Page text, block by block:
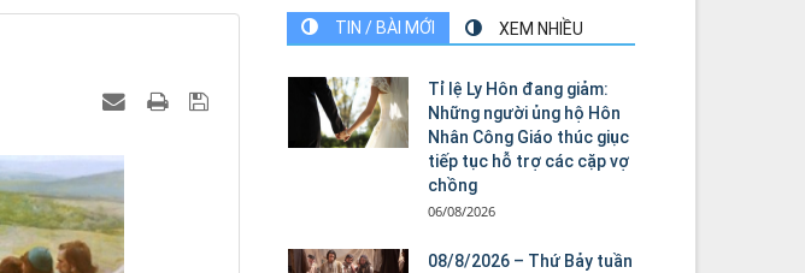
TIN / BÀI MỚI XEM NHIỀU
Tỉ lệ Ly Hôn đang giảm:
Những người ủng hộ Hôn
Nhân Công Giáo thúc giục
tiếp tục hỗ trợ các cặp vợ
chồng
06/08/2026
08/8/2026 – Thứ Bảy tuần